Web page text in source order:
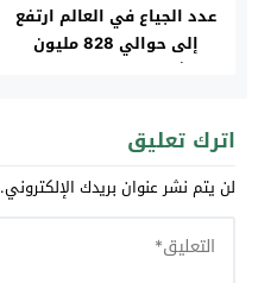
عدد الجياع في العالم ارتفع
إلى حوالي 828 مليون
شخص في عام 2021
اترك تعليق
لن يتم نشر عنوان بريدك الإلكتروني.